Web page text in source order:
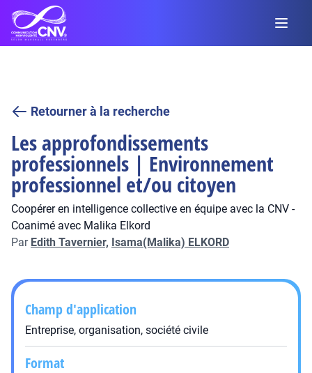
Retourner à la recherche
Les approfondissements
professionnels | Environnement
professionnel et/ou citoyen
Coopérer en intelligence collective en équipe avec la CNV -
Coanimé avec Malika Elkord
Par Edith Tavernier, Isama(Malika) ELKORD
Champ d'application
Entreprise, organisation, société civile
Format